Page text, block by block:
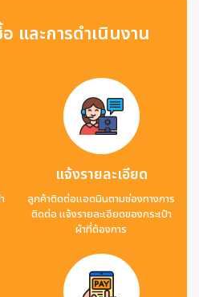
และการดำเนินงาน
แจ้งรายละเอียด
ลูกค้าติดต่อแอดมินตามช่องทางการ
ติดต่อ แจ้งรายละเอียดของกระเป๋า
ผ้าที่ต้องการ